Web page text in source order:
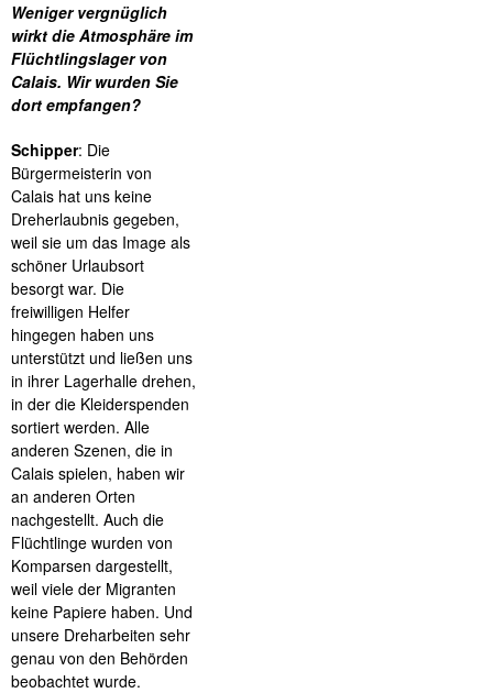
Weniger vergnüglich
wirkt die Atmosphäre im
Flüchtlingslager von
Calais. Wir wurden Sie
dort empfangen?
Schipper: Die
Bürgermeisterin von
Calais hat uns keine
Dreherlaubnis gegeben,
weil sie um das Image als
schöner Urlaubsort
besorgt war. Die
freiwilligen Helfer
hingegen haben uns
unterstützt und ließen uns
in ihrer Lagerhalle drehen,
in der die Kleiderspenden
sortiert werden. Alle
anderen Szenen, die in
Calais spielen, haben wir
an anderen Orten
nachgestellt. Auch die
Flüchtlinge wurden von
Komparsen dargestellt,
weil viele der Migranten
keine Papiere haben. Und
unsere Dreharbeiten sehr
genau von den Behörden
beobachtet wurde.